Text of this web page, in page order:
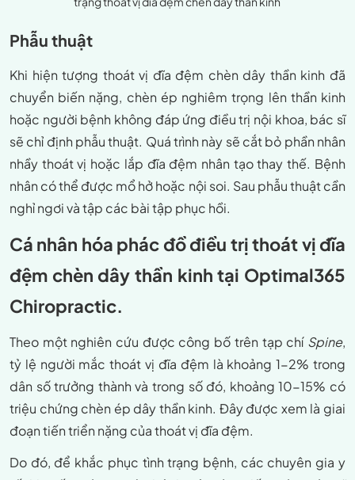
Phẫu thuật
Khi hiện tượng thoát vị đĩa đệm chèn dây thần kinh đã
chuyển biến nặng, chèn ép nghiêm trọng lên thần kinh
hoặc người bệnh không đáp ứng điều trị nội khoa, bác sĩ
sẽ chỉ định phẫu thuật. Quá trình này sẽ cắt bỏ phần nhân
nhầy thoát vị hoặc lắp đĩa đệm nhân tạo thay thế. Bệnh
nhân có thể được mổ hở hoặc nội soi. Sau phẫu thuật cần
nghỉ ngơi và tập các bài tập phục hồi.
Cá nhân hóa phác đồđiều trị thoát vị đĩa
đệm chèn dây thần kinh tại Optimal365
Chiropractic.
Theo một nghiên cứu được công bố trên tạp chí Spine,
tỷ lệ người mắc thoát vị đĩa đệm là khoảng 1-2% trong
dân số trưởng thành và trong số đó, khoảng 10-15% có
triệu chứng chèn ép dây thần kinh. Đây được xem là giai
đoạn tiến triển nặng của thoát vị đĩa đệm.
Do đó, để khắc phục tình trạng bệnh, các chuyên gia y